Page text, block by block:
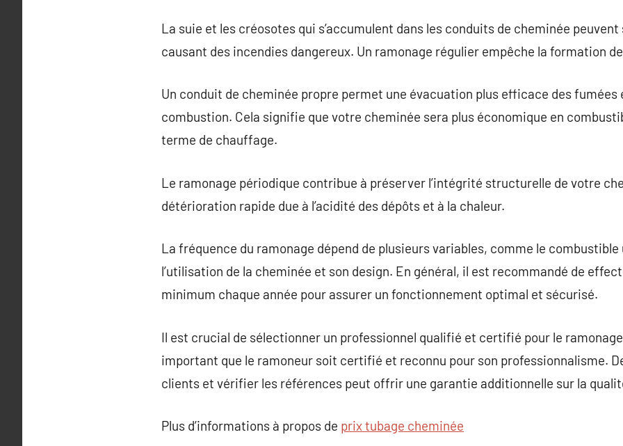
La suie et les créosotes qui s’accumulent dans les conduits de cheminée
causant des incendies dangereux. Un ramonage régulier empêche la formation
Un conduit de cheminée propre permet une évacuation plus efficace des fumées
combustion. Cela signifie que votre cheminée sera plus économique en
terme de chauffage.
Le ramonage périodique contribue à préserver l’intégrité structurelle de votre
détérioration rapide due à l’acidité des dépôts et à la chaleur.
La fréquence du ramonage dépend de plusieurs variables, comme le combustible
l’utilisation de la cheminée et son design. En général, il est recommandé de
minimum chaque année pour assurer un fonctionnement optimal et sécurisé.
Il est crucial de sélectionner un professionnel qualifié et certifié pour le
important que le ramoneur soit certifié et reconnu pour son professionnalisme.
clients et vérifier les références peut offrir une garantie additionnelle sur la
Plus d’informations à propos de prix tubage cheminée